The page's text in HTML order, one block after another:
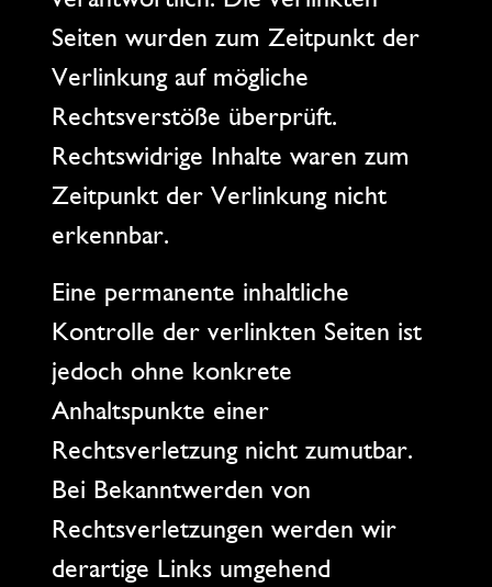
Seiten wurden zum Zeitpunkt der
Verlinkung auf mögliche
Rechtsverstöße überprüft.
Rechtswidrige Inhalte waren zum
Zeitpunkt der Verlinkung nicht
erkennbar.
Eine permanente inhaltliche
Kontrolle der verlinkten Seiten ist
jedoch ohne konkrete
Anhaltspunkte einer
Rechtsverletzung nicht zumutbar.
Bei Bekanntwerden von
Rechtsverletzungen werden wir
derartige Links umgehend